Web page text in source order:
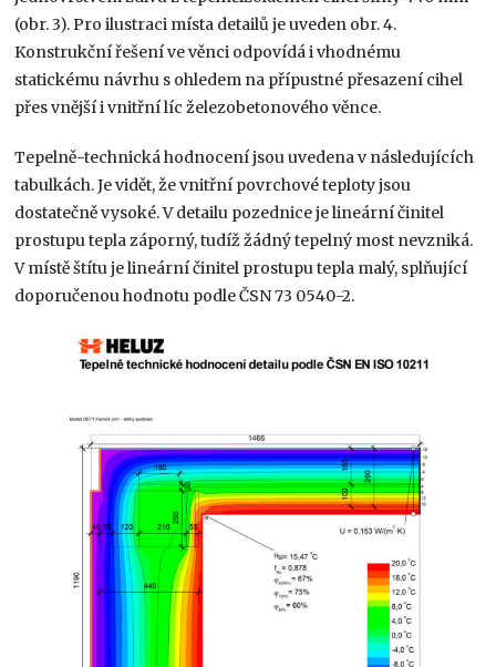
(obr. 3). Pro ilustraci místa detailů je uveden obr. 4.
Konstrukční řešení ve věnci odpovídá i vhodnému
statickému návrhu s ohledem na přípustné přesazení cihel
přes vnější i vnitřní líc železobetonového věnce.
Tepelně-technická hodnocení jsou uvedena v následujících
tabulkách. Je vidět, že vnitřní povrchové teploty jsou
dostatečně vysoké. V detailu pozednice je lineární činitel
prostupu tepla záporný, tudíž žádný tepelný most nevzniká.
V místě štítu je lineární činitel prostupu tepla malý, splňující
doporučenou hodnotu podle ČSN 73 0540-2.